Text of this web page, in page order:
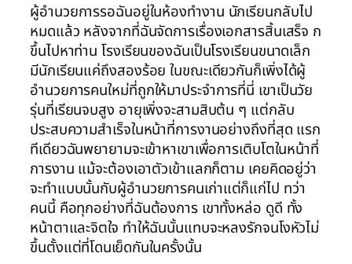
ผู้อำนวยการรอฉันอยู่ในห้องทำงาน นักเรียนกลับไป
หมดแล้ว หลังจากที่ฉันจัดการเรื่องเอกสารสิ้นเสร็จ ก
ขึ้นไปหาท่าน โรงเรียนของฉันเป็นโรงเรียนขนาดเล็ก
มีนักเรียนแค่ถึงสองร้อย ในขณะเดียวกันก็เพิ่งได้ผู้
อำนวยการคนใหม่ที่ถูกให้มาประจำการที่นี่ เขาเป็นวัย
รุ่นที่เรียนจบสูง อายุเพิ่งจะสามสิบต้น ๆ แต่กลับ
ประสบความสำเร็จในหน้าที่การงานอย่างถึงที่สุด แรก
ทีเดียวฉันพยายามจะเข้าหาเขาเพื่อการเติบโตในหน้าที่
การงาน แม้จะต้องเอาตัวเข้าแลกก็ตาม เคยคิดอยู่ว่า
จะทำแบบนั้นกับผู้อำนวยการคนเก่าแต่ก็แก่ไป ทว่า
คนนี้ คือทุกอย่างที่ฉันต้องการ เขาทั้งหล่อ ดูดี ทั้ง
หน้าตาและจิตใจ ทำให้ฉันนั้นแทบจะหลงรักจนโงหัวไม่
ขึ้นตั้งแต่ที่โดนเย็ดกันในครั้งนั้น